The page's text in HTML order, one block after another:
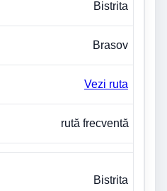
Bistrita
Brasov
Vezi ruta
rută frecventă
Bistrita